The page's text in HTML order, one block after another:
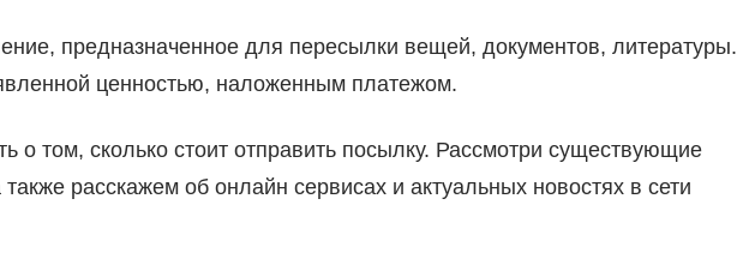
предназначенное для пересылки вещей, документов, литературы.
ценностью, наложенным платежом.
о том, сколько стоит отправить посылку. Рассмотри существующие
расскажем об онлайн сервисах и актуальных новостях в сети